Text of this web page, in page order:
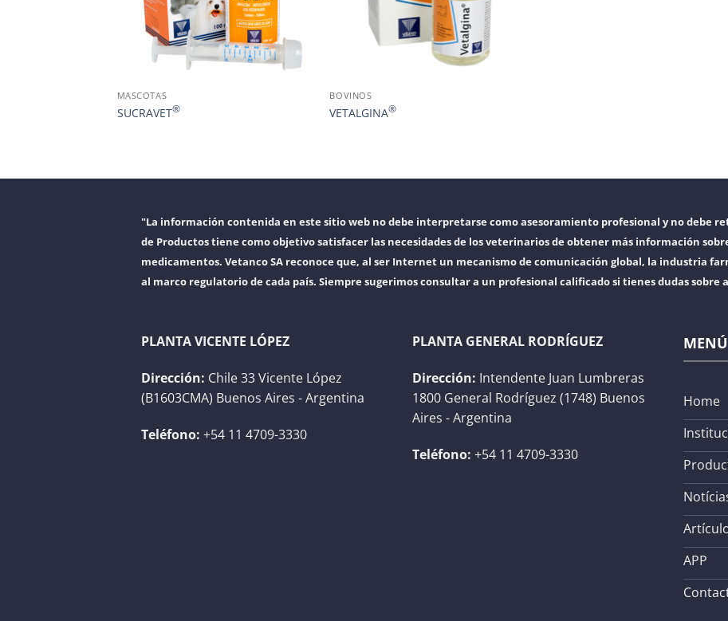
MASCOTAS
SUCRAVET®
BOVINOS
VETALGINA®
"La información contenida en este sitio web no debe interpretarse como asesoramiento profesional y no debe
de Productos tiene como objetivo satisfacer las necesidades de los veterinarios de obtener más información
medicamentos. Vetanco SA reconoce que, al ser Internet un mecanismo de comunicación global, la industria
al marco regulatorio de cada país. Siempre sugerimos consultar a un profesional calificado si tienes dudas sobre
PLANTA VICENTE LÓPEZ
Dirección: Chile 33 Vicente López
(B1603CMA) Buenos Aires - Argentina
Teléfono: +54 11 4709-3330
PLANTA GENERAL RODRÍGUEZ
Dirección: Intendente Juan Lumbreras
1800 General Rodríguez (1748) Buenos
Aires - Argentina
Teléfono: +54 11 4709-3330
MENÚ
Home
APP